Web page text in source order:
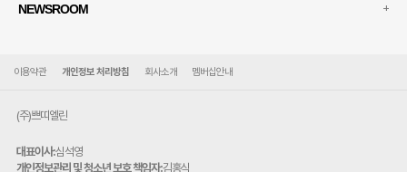
NEWSROOM +
이용약관 개인정보 처리방침 회사소개 멤버십안내
(주)쁘띠엘린
대표이사:심석영
개인정보관리 및 청소년 보호 책임자:김홍식